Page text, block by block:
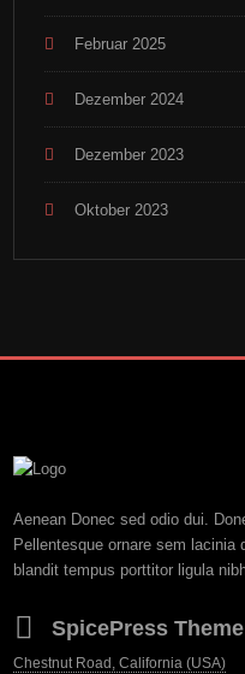
Februar 2025
Dezember 2024
Dezember 2023
Oktober 2023
Aenean Donec sed odio dui.
Pellentesque ornare sem lacinia
blandit tempus porttitor ligula
SpicePress Theme
Chestnut Road, California (USA)